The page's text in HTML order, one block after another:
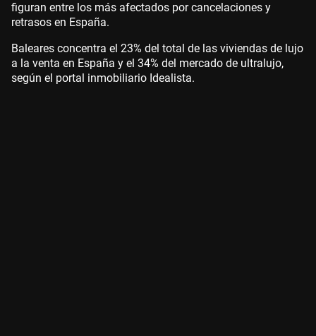
figuran entre los más afectados por cancelaciones y
retrasos en España.
Baleares concentra el 23% del total de las viviendas de lujo
a la venta en España y el 34% del mercado de ultralujo,
según el portal inmobiliario Idealista.